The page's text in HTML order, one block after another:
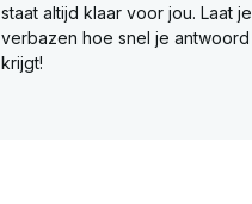
staat altijd klaar voor jou. Laat je
verbazen hoe snel je antwoord
krijgt!